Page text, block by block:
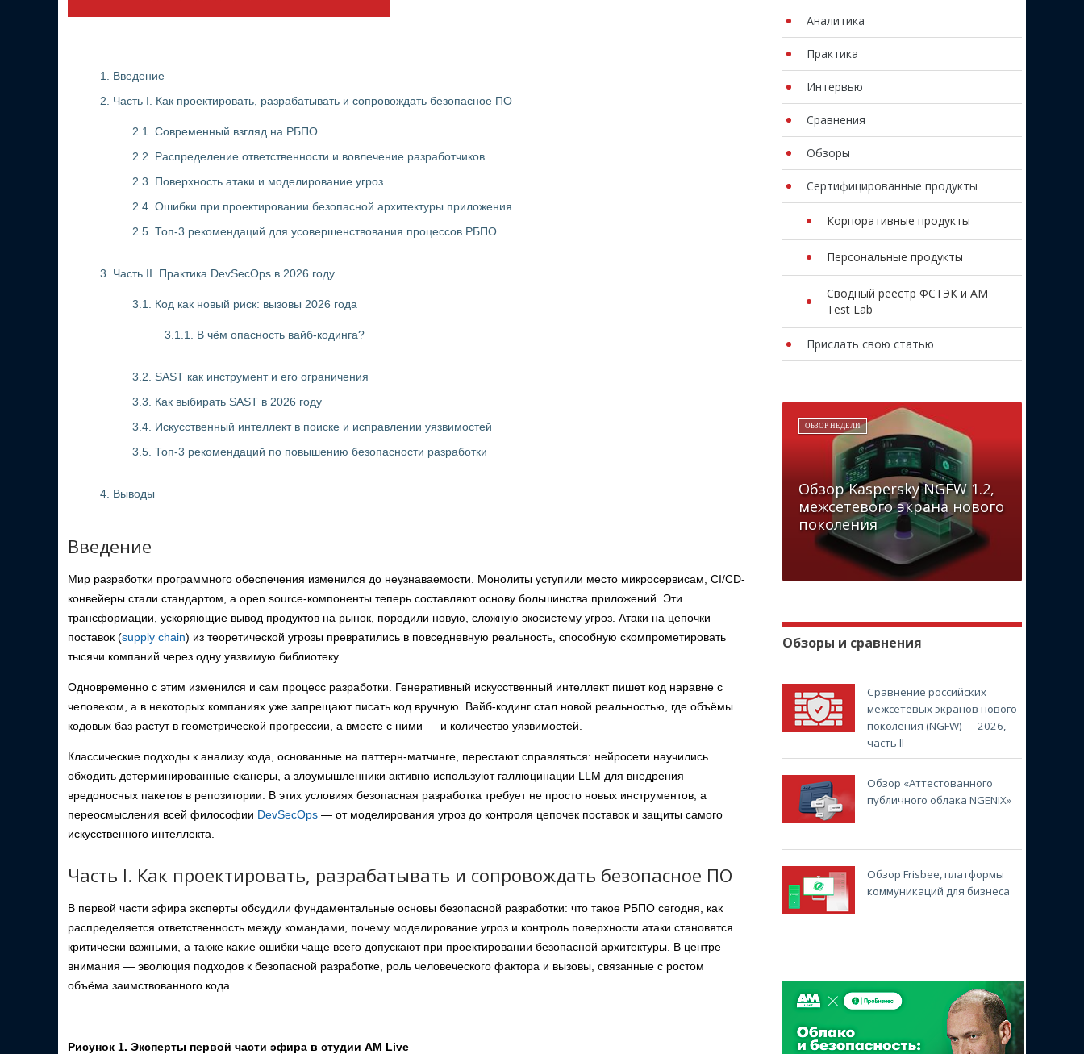
1. Введение
2. Часть I. Как проектировать, разрабатывать и сопровождать безопасное ПО
2.1. Современный взгляд на РБПО
2.2. Распределение ответственности и вовлечение разработчиков
2.3. Поверхность атаки и моделирование угроз
2.4. Ошибки при проектировании безопасной архитектуры приложения
2.5. Топ-3 рекомендаций для усовершенствования процессов РБПО
3. Часть II. Практика DevSecOps в 2026 году
3.1. Код как новый риск: вызовы 2026 года
3.1.1. В чём опасность вайб-кодинга?
3.2. SAST как инструмент и его ограничения
3.3. Как выбирать SAST в 2026 году
3.4. Искусственный интеллект в поиске и исправлении уязвимостей
3.5. Топ-3 рекомендаций по повышению безопасности разработки
4. Выводы
Введение
Мир разработки программного обеспечения изменился до неузнаваемости. Монолиты уступили место микросервисам, CI/CD-
конвейеры стали стандартом, а open source-компоненты теперь составляют основу большинства приложений. Эти
трансформации, ускоряющие вывод продуктов на рынок, породили новую, сложную экосистему угроз. Атаки на цепочки
поставок (supply chain) из теоретической угрозы превратились в повседневную реальность, способную скомпрометировать
тысячи компаний через одну уязвимую библиотеку.
Одновременно с этим изменился и сам процесс разработки. Генеративный искусственный интеллект пишет код наравне с
человеком, а в некоторых компаниях уже запрещают писать код вручную. Вайб-кодинг стал новой реальностью, где объёмы
кодовых баз растут в геометрической прогрессии, а вместе с ними — и количество уязвимостей.
Классические подходы к анализу кода, основанные на паттерн-матчинге, перестают справляться: нейросети научились
обходить детерминированные сканеры, а злоумышленники активно используют галлюцинации LLM для внедрения
вредоносных пакетов в репозитории. В этих условиях безопасная разработка требует не просто новых инструментов, а
переосмысления всей философии DevSecOps — от моделирования угроз до контроля цепочек поставок и защиты самого
искусственного интеллекта.
Часть I. Как проектировать, разрабатывать и сопровождать безопасное ПО
В первой части эфира эксперты обсудили фундаментальные основы безопасной разработки: что такое РБПО сегодня, как
распределяется ответственность между командами, почему моделирование угроз и контроль поверхности атаки становятся
критически важными, а также какие ошибки чаще всего допускают при проектировании безопасной архитектуры. В центре
внимания — эволюция подходов к безопасной разработке, роль человеческого фактора и вызовы, связанные с ростом
объёма заимствованного кода.
Рисунок 1. Эксперты первой части эфира в студии AM Live
Аналитика
Практика
Интервью
Сравнения
Обзоры
Сертифицированные продукты
Корпоративные продукты
Персональные продукты
Сводный реестр ФСТЭК и AM
Test Lab
Прислать свою статью
ОБЗОР НЕДЕЛИ
Обзор Kaspersky NGFW 1.2,
межсетевого экрана нового
поколения
Обзоры и сравнения
Сравнение российских
межсетевых экранов нового
поколения (NGFW) — 2026,
часть II
Обзор «Аттестованного
публичного облака NGENIX»
Обзор Frisbee, платформы
коммуникаций для бизнеса